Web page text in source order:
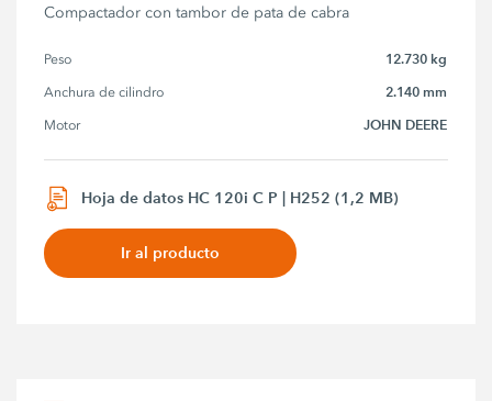
Compactador con tambor de pata de cabra
Peso 12.730 kg
Anchura de cilindro 2.140 mm
Motor JOHN DEERE
Hoja de datos HC 120i C P | H252 (1,2 MB)
Ir al producto